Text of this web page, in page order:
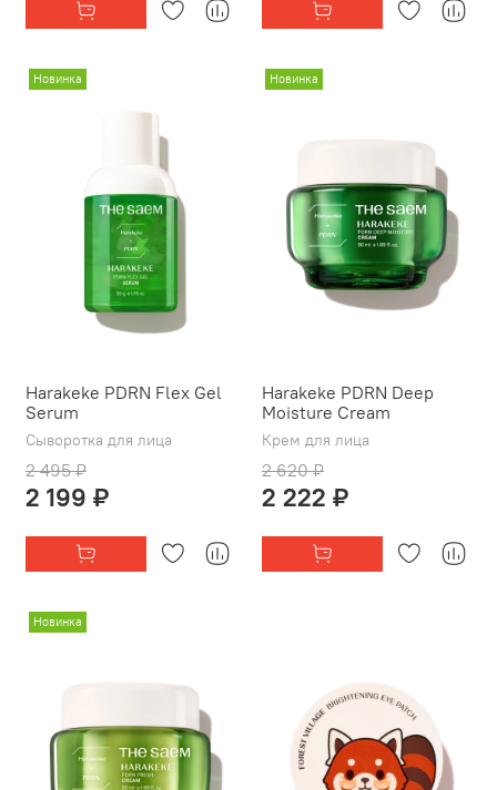
Новинка
Harakeke PDRN Flex Gel
Serum
Сыворотка для лица
2 495 ₽
2 199 ₽
Новинка
Harakeke PDRN Deep
Moisture Cream
Крем для лица
2 620 ₽
2 222 ₽
Новинка